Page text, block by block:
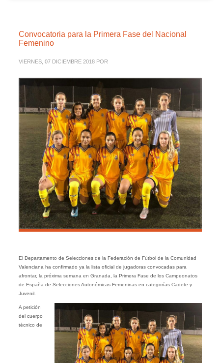
Convocatoria para la Primera Fase del Nacional
Femenino
VIERNES, 07 DICIEMBRE 2018 POR
El Departamento de Selecciones de la Federación de Fútbol de la Comunidad
Valenciana ha confirmado ya la lista oficial de jugadoras convocadas para
afrontar, la próxima semana en Granada, la Primera Fase de los Campeonatos
de España de Selecciones Autonómicas Femeninas en categorías Cadete y
Juvenil.
A petición
del cuerpo
técnico de